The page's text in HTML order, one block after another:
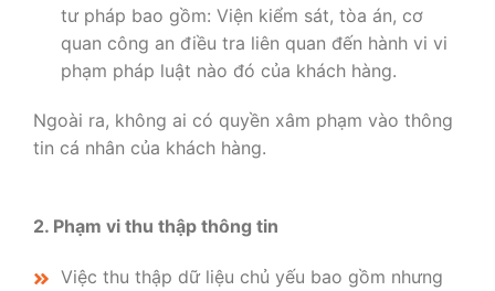
tư pháp bao gồm: Viện kiểm sát, tòa án, cơ
quan công an điều tra liên quan đến hành vi vi
phạm pháp luật nào đó của khách hàng.
Ngoài ra, không ai có quyền xâm phạm vào thông
tin cá nhân của khách hàng.
2. Phạm vi thu thập thông tin
Việc thu thập dữ liệu chủ yếu bao gồm nhưng